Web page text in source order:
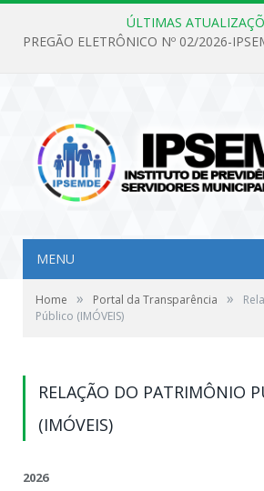
ÚLTIMAS
MENU
Home » Portal da Transparência »
Público (IMÓVEIS)
RELAÇÃO DO PATRIMÔNIO
(IMÓVEIS)
2026